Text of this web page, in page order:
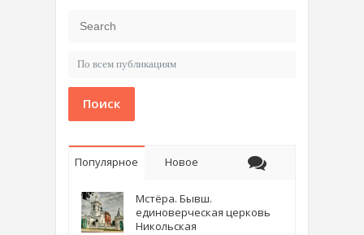
Поиск
Популярное Новое
Мстёра. Бывш.
единоверческая церковь
Никольская